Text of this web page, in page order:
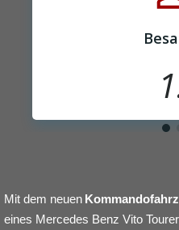
Mit dem neuen
eines Mercedes Benz Vito